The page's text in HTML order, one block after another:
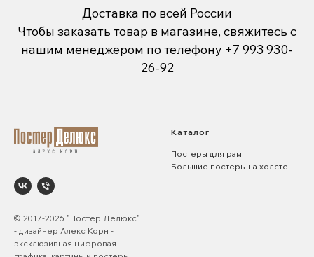
Доставка по всей России
Чтобы заказать товар в магазине, свяжитесь с
нашим менеджером по телефону +7 993 930-
26-92
© 2017-2026 "Постер Делюкс"
- дизайнер Алекс Корн -
эксклюзивная цифровая
Каталог
Постеры для рам
Большие постеры на холсте